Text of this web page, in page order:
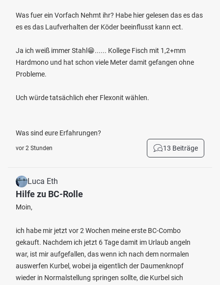
Was fuer ein Vorfach Nehmt ihr? Habe hier gelesen das es das
es es das Laufverhalten der Köder beeinflusst kann ect.
Ja ich weiß immer Stahl😁...... Kollege Fisch mit 1,2+mm
Hardmono und hat schon viele Meter damit gefangen ohne
Probleme.
Uch würde tatsächlich eher Flexonit wählen.
Was sind eure Erfahrungen?
vor 2 Stunden 13 Beiträge
Luca Eth
Hilfe zu BC-Rolle
Moin,
ich habe mir jetzt vor 2 Wochen meine erste BC-Combo
gekauft. Nachdem ich jetzt 6 Tage damit im Urlaub angeln
war, ist mir aufgefallen, das wenn ich nach dem normalen
auswerfen Kurbel, wobei ja eigentlich der Daumenknopf
wieder in Normalstellung springen sollte, die Kurbel sich